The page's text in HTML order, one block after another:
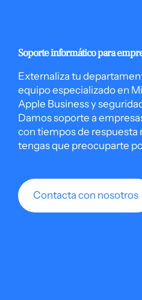
Soporte informático para
Externaliza tu
equipo especializado en
Apple Business y
Damos soporte a
con tiempos de respuesta
tengas que preocuparte
Contacta con nosotros